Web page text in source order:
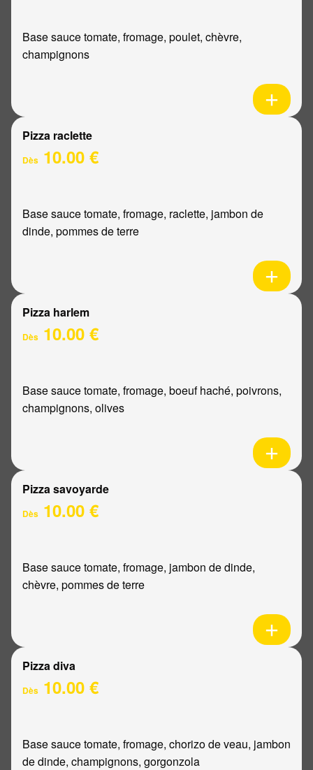
Base sauce tomate, fromage, poulet, chèvre,
champignons
Pizza raclette
Dès 10.00 €
Base sauce tomate, fromage, raclette, jambon de
dinde, pommes de terre
Pizza harlem
Dès 10.00 €
Base sauce tomate, fromage, boeuf haché, poivrons,
champignons, olives
Pizza savoyarde
Dès 10.00 €
Base sauce tomate, fromage, jambon de dinde,
chèvre, pommes de terre
Pizza diva
Dès 10.00 €
Base sauce tomate, fromage, chorizo de veau, jambon
de dinde, champignons, gorgonzola